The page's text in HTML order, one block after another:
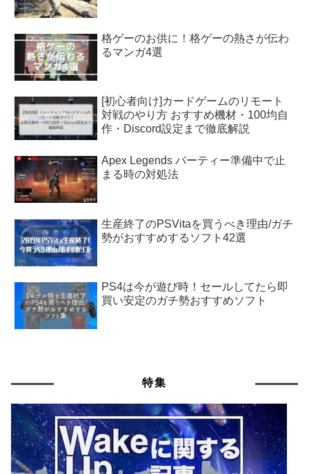
格ゲーのお供に！格ゲーの熱さが伝わ
るマンガ4選
[初心者向け]カードゲームのリモート
対戦のやり方 おすすめ機材・100均自
作・Discord設定まで徹底解説
Apex Legends パーティー準備中で止
まる時の対処法
生産終了のPSVitaを買うべき理由/ガチ
勢がおすすめするソフト42選
PS4は今が遊び時！セールしてたら即
買い安定のガチ勢おすすめソフト
特集